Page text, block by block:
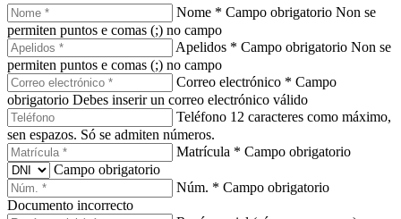
Nome * Campo obrigatorio Non se
permiten puntos e comas (;) no campo
Apelidos * Campo obrigatorio Non se
permiten puntos e comas (;) no campo
Correo electrónico * Campo
obrigatorio Debes inserir un correo electrónico válido
Teléfono 12 caracteres como máximo,
sen espazos. Só se admiten números.
Matrícula * Campo obrigatorio
Campo obrigatorio
Núm. * Campo obrigatorio
Documento incorrecto